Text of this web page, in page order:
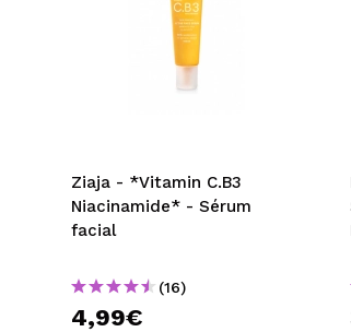
Ziaja - *Vitamin C.B3
Niacinamide* - Sérum
facial
(16)
4,99€